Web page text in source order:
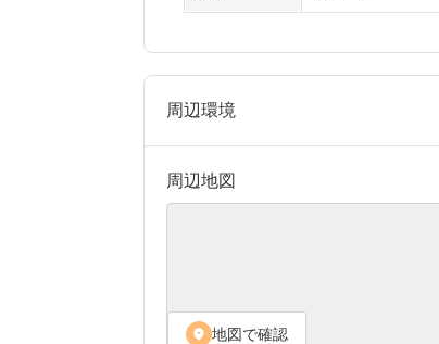
周辺環境
周辺地図
location_on 地図で確認